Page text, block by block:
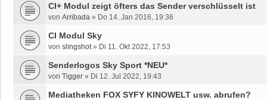
CI+ Modul zeigt öfters das Sender verschlüsselt ist
von Arribada » Do 14. Jan 2016, 19:36
CI Modul Sky
von slingshot» Di 11. Okt 2022, 17:53
Senderlogos Sky Sport *NEU*
von Tigger » Di 12. Jul 2022, 19:43
Mediatheken FOX SYFY KINOWELT usw. abrufen?